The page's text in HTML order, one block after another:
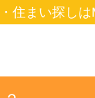
住まい探し